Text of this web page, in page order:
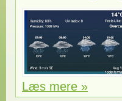
Læs mere »